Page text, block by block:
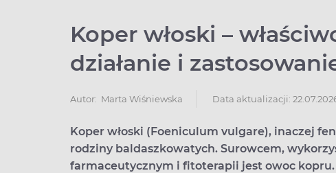
Koper włoski –
działanie i
Autor: Marta Wiśniewska Data aktualizacji:
Koper włoski (Foeniculum vulgare), inaczej
rodziny baldaszkowatych. Surowcem,
farmaceutycznym i fitoterapii jest owoc